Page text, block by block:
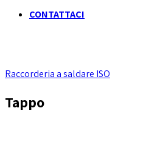
CONTATTACI
Raccorderia a saldare ISO
Tappo